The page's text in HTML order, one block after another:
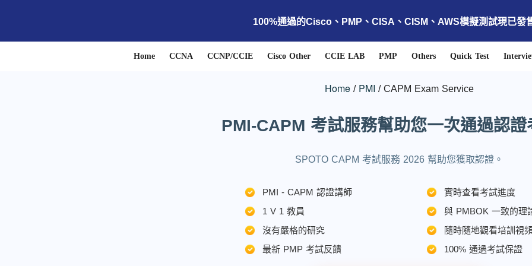
100%通過的Cisco、PMP、CISA、CISM、AWS模擬測試現已發
Home CCNA CCNP/CCIE Cisco Other CCIE LAB PMP Others Quick Test
Home PMI CAPM Exam Service
PMI-CAPM 考試服務幫助您一次通過認證
SPOTO CAPM 考試服務 2026 幫助您獲取認證。
PMI - CAPM 認證講師
1 V 1 教員
沒有嚴格的研究
最新 PMP 考試反饋
實時查看考試進度
與 PMBOK 一致的理
隨時隨地觀看培訓視
100% 通過考試保證